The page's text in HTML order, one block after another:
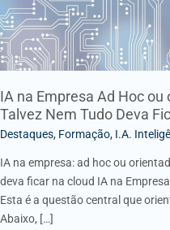
IA na Empresa Ad Hoc
Talvez Nem Tudo Deva
Destaques, Formação, I.A.
IA na empresa: ad hoc ou
deva ficar na cloud IA na
Esta é a questão central que
Abaixo, […]
estratégia?
Talvez
Nem
Tudo
Deva
Ficar
na